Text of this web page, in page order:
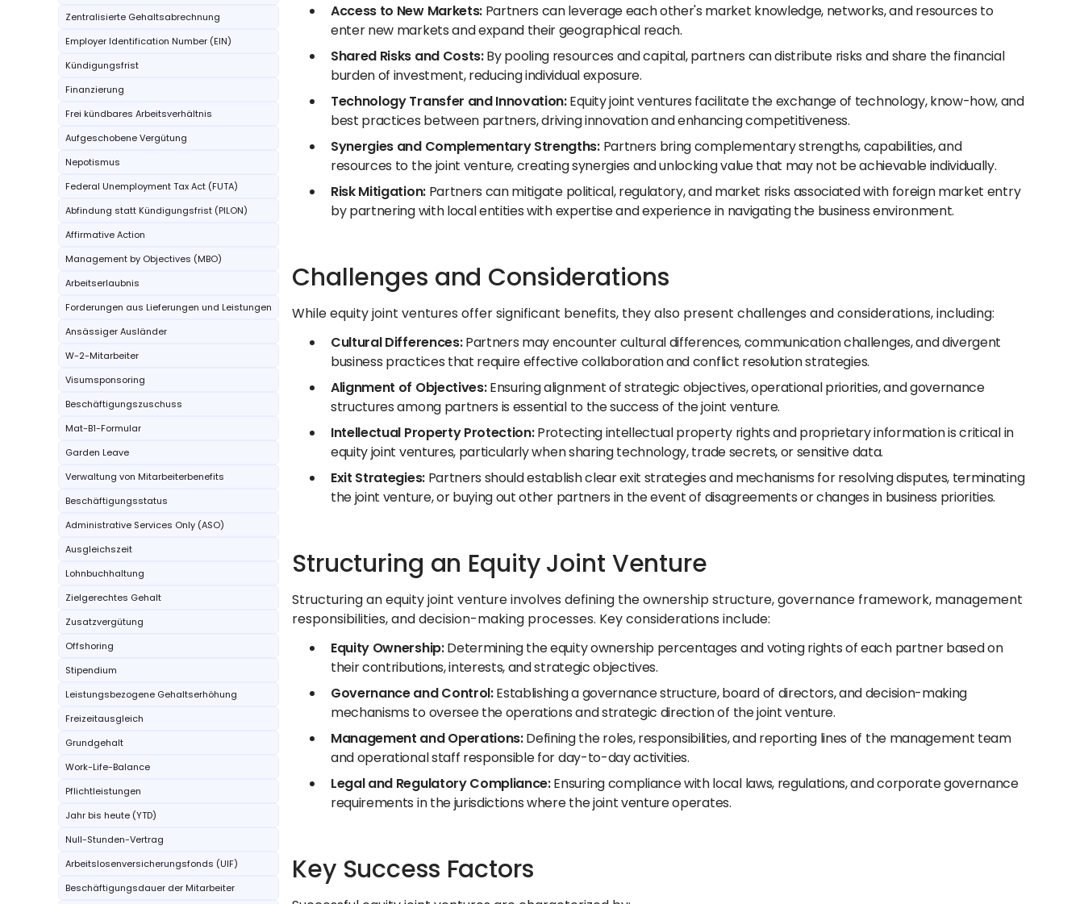
Zentralisierte Gehaltsabrechnung
Employer Identification Number (EIN)
Kündigungsfrist
Finanzierung
Frei kündbares Arbeitsverhältnis
Aufgeschobene Vergütung
Nepotismus
Federal Unemployment Tax Act (FUTA)
Abfindung statt Kündigungsfrist (PILON)
Affirmative Action
Management by Objectives (MBO)
Arbeitserlaubnis
Forderungen aus Lieferungen und Leistungen
Ansässiger Ausländer
W-2-Mitarbeiter
Visumsponsoring
Beschäftigungszuschuss
Mat-B1-Formular
Garden Leave
Verwaltung von Mitarbeiterbenefits
Beschäftigungsstatus
Administrative Services Only (ASO)
Ausgleichszeit
Lohnbuchhaltung
Zielgerechtes Gehalt
Zusatzvergütung
Offshoring
Stipendium
Leistungsbezogene Gehaltserhöhung
Freizeitausgleich
Grundgehalt
Work-Life-Balance
Pflichtleistungen
Jahr bis heute (YTD)
Null-Stunden-Vertrag
Arbeitslosenversicherungsfonds (UIF)
Beschäftigungsdauer der Mitarbeiter
Access to New Markets:Partners can leverage each other's market knowledge, networks, and resources to
enter new markets and expand their geographical reach.
Shared Risks and Costs:By pooling resources and capital, partners can distribute risks and share the financial
burden of investment, reducing individual exposure.
Technology Transfer and Innovation:Equity joint ventures facilitate the exchange of technology, know-how, and
best practices between partners, driving innovation and enhancing competitiveness.
Synergies and Complementary Strengths:Partners bring complementary strengths, capabilities, and
resources to the joint venture, creating synergies and unlocking value that may not be achievable individually.
Risk Mitigation:Partners can mitigate political, regulatory, and market risks associated with foreign market entry
by partnering with local entities with expertise and experience in navigating the business environment.
Challenges and Considerations
While equity joint ventures offer significant benefits, they also present challenges and considerations, including:
Cultural Differences:Partners may encounter cultural differences, communication challenges, and divergent
business practices that require effective collaboration and conflict resolution strategies.
Alignment of Objectives:Ensuring alignment of strategic objectives, operational priorities, and governance
structures among partners is essential to the success of the joint venture.
Intellectual Property Protection:Protecting intellectual property rights and proprietary information is critical in
equity joint ventures, particularly when sharing technology, trade secrets, or sensitive data.
Exit Strategies:Partners should establish clear exit strategies and mechanisms for resolving disputes, terminating
the joint venture, or buying out other partners in the event of disagreements or changes in business priorities.
Structuring an Equity Joint Venture
Structuring an equity joint venture involves defining the ownership structure, governance framework, management
responsibilities, and decision-making processes. Key considerations include:
Equity Ownership:Determining the equity ownership percentages and voting rights of each partner based on
their contributions, interests, and strategic objectives.
Governance and Control:Establishing a governance structure, board of directors, and decision-making
mechanisms to oversee the operations and strategic direction of the joint venture.
Management and Operations:Defining the roles, responsibilities, and reporting lines of the management team
and operational staff responsible for day-to-day activities.
Legal and Regulatory Compliance:Ensuring compliance with local laws, regulations, and corporate governance
requirements in the jurisdictions where the joint venture operates.
Key Success Factors